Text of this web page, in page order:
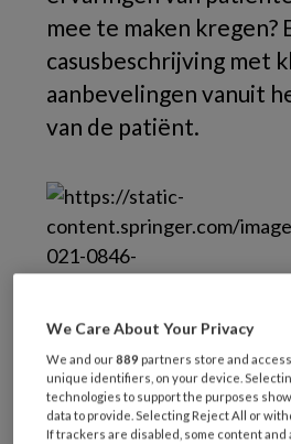
mee te maken kregen?
casusbeschrijving met
aanbevelingen vanuit
van de patiënt.
Een 19-jarige patiënte werd
een eetstoorniskliniek
nervosa (AN) van het
We Care About Your Privacy
We and our889 partners store and
unique identifiers, on your device.
technologies to support the purposes
data to provide. Selecting Reject All or
If trackers are disabled, some content and